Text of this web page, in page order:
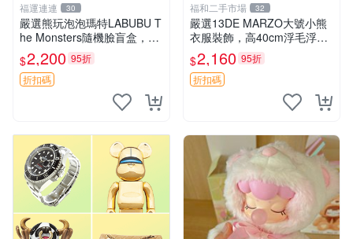
福運連連 30
嚴選熊玩泡泡瑪特LABUBU T
he Monsters隨機臉盲盒，萌
趣馬卡龍設計 芝麻豆豆 LAB
UBU LABUBU THE MONST
ERS 橙色豆
$2,200 95折
折扣碼
福和二手市場 32
嚴選13DE MARZO大號小熊
衣服裝飾，高40cm浮毛浮
灰，詳觀後再拍。二手收藏請
珍惜。 13DE MARZO 二手
小熊 衣服裝飾
$2,160 95折
折扣碼